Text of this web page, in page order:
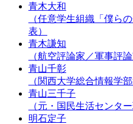
青木大和
（任意学生組織「僕ら
表）
青木謙知
（航空評論家／軍事評論
青山千彰
（関西大学総合情報学部
青山三千子
（元・国民生活センタ
明石定子